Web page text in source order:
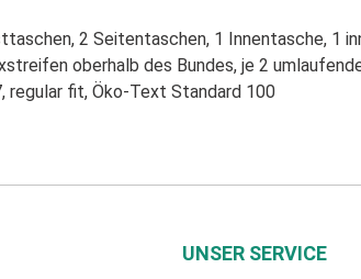
2 Seitentaschen, 1 Innentasche, 1
oberhalb des Bundes, je 2
regular fit, Öko-Text Standard 100
UNSER SERVICE